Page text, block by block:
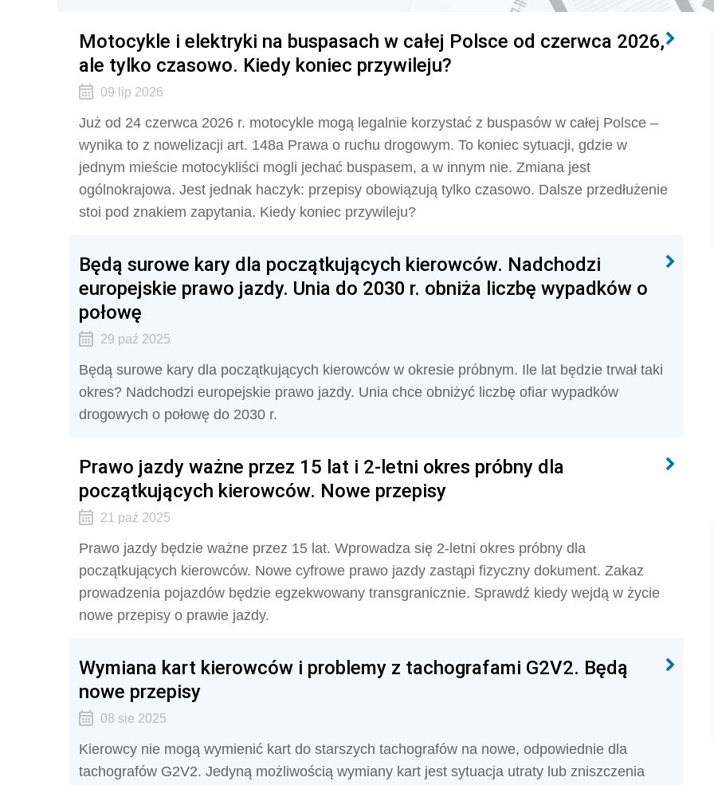
Motocykle i elektryki na buspasach w całej Polsce od czerwca 2026,
ale tylko czasowo. Kiedy koniec przywileju?
09 lip 2026
Już od 24 czerwca 2026 r. motocykle mogą legalnie korzystać z buspasów w całej Polsce –
wynika to z nowelizacji art. 148a Prawa o ruchu drogowym. To koniec sytuacji, gdzie w
jednym mieście motocykliści mogli jechać buspasem, a w innym nie. Zmiana jest
ogólnokrajowa. Jest jednak haczyk: przepisy obowiązują tylko czasowo. Dalsze przedłużenie
stoi pod znakiem zapytania. Kiedy koniec przywileju?
Będą surowe kary dla początkujących kierowców. Nadchodzi
europejskie prawo jazdy. Unia do 2030 r. obniża liczbę wypadków o
połowę
29 paź 2025
Będą surowe kary dla początkujących kierowców w okresie próbnym. Ile lat będzie trwał taki
okres? Nadchodzi europejskie prawo jazdy. Unia chce obniżyć liczbę ofiar wypadków
drogowych o połowę do 2030 r.
Prawo jazdy ważne przez 15 lat i 2-letni okres próbny dla
początkujących kierowców. Nowe przepisy
21 paź 2025
Prawo jazdy będzie ważne przez 15 lat. Wprowadza się 2-letni okres próbny dla
początkujących kierowców. Nowe cyfrowe prawo jazdy zastąpi fizyczny dokument. Zakaz
prowadzenia pojazdów będzie egzekwowany transgranicznie. Sprawdź kiedy wejdą w życie
nowe przepisy o prawie jazdy.
Wymiana kart kierowców i problemy z tachografami G2V2. Będą
nowe przepisy
08 sie 2025
Kierowcy nie mogą wymienić kart do starszych tachografów na nowe, odpowiednie dla
tachografów G2V2. Jedyną możliwością wymiany kart jest sytuacja utraty lub zniszczenia